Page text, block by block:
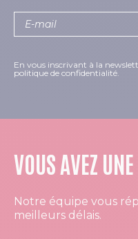
En vous inscrivant à la
politique de confidentialité.
VOUS AVEZ
Notre équipe vous
meilleurs délais.